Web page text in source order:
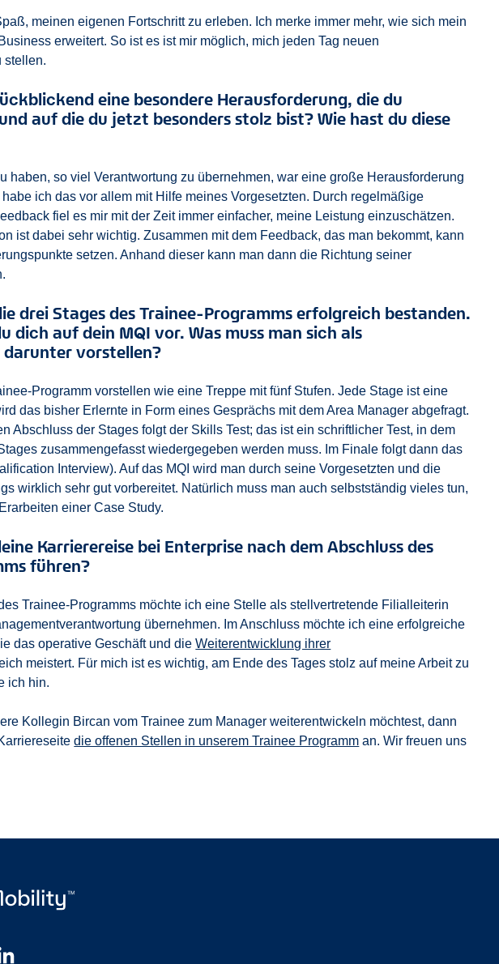
meinen eigenen Fortschritt zu erleben. Ich merke immer mehr, wie sich mein
erweitert. So ist es ist mir möglich, mich jeden Tag neuen
stellen.
eine besondere Herausforderung, die du
auf die du jetzt besonders stolz bist? Wie hast du diese
haben, so viel Verantwortung zu übernehmen, war eine große Herausforderung
ich das vor allem mit Hilfe meines Vorgesetzten. Durch regelmäßige
fiel es mir mit der Zeit immer einfacher, meine Leistung einzuschätzen.
ist dabei sehr wichtig. Zusammen mit dem Feedback, das man bekommt, kann
setzen. Anhand dieser kann man dann die Richtung seiner
drei Stages des Trainee-Programms erfolgreich bestanden.
dich auf dein MQI vor. Was muss man sich als
darunter vorstellen?
Programm vorstellen wie eine Treppe mit fünf Stufen. Jede Stage ist eine
das bisher Erlernte in Form eines Gesprächs mit dem Area Manager abgefragt.
Abschluss der Stages folgt der Skills Test; das ist ein schriftlicher Test, in dem
zusammengefasst wiedergegeben werden muss. Im Finale folgt dann das
Interview). Auf das MQI wird man durch seine Vorgesetzten und die
wirklich sehr gut vorbereitet. Natürlich muss man auch selbstständig vieles tun,
einer Case Study.
Karrierereise bei Enterprise nach dem Abschluss des
führen?
Trainee-Programms möchte ich eine Stelle als stellvertretende Filialleiterin
übernehmen. Im Anschluss möchte ich eine erfolgreiche
das operative Geschäft und dieWeiterentwicklung ihrer
meistert. Für mich ist es wichtig, am Ende des Tages stolz auf meine Arbeit zu
ich hin.
Kollegin Bircan vom Trainee zum Manager weiterentwickeln möchtest, dann
die offenen Stellen in unserem Trainee Programm an. Wir freuen uns